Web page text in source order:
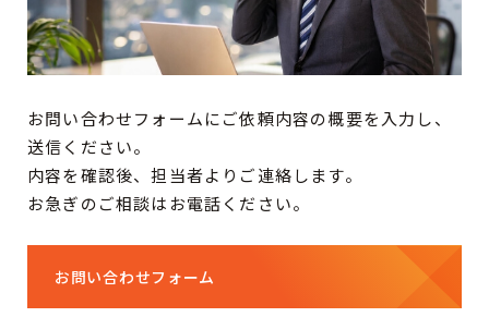
お問い合わせフォームにご依頼内容の概要を入力し、
送信ください。
内容を確認後、担当者よりご連絡します。
お急ぎのご相談はお電話ください。
お問い合わせフォーム